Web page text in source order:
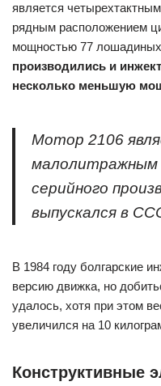
является
рядным расположением
мощностью 77
производились и
несколько меньшую
Мотор 2106
малолитражным
серийного
выпускался в
В 1984 году болгарские
версию движка, но
удалось, хотя при этом
увеличился на 10
Конструктивные